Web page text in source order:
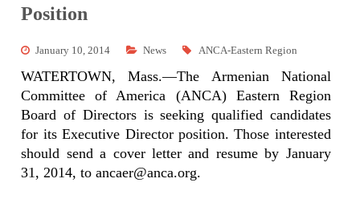
Position
January 10, 2014 News ANCA-Eastern Region
WATERTOWN, Mass.—The Armenian National
Committee of America (ANCA) Eastern Region
Board of Directors is seeking qualified candidates
for its Executive Director position. Those interested
should send a cover letter and resume by January
31, 2014, toancaer@anca.org.